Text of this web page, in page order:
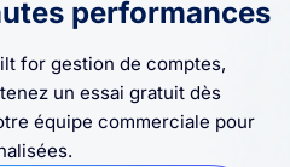
performances
for gestion de comptes,
un essai gratuit dès
équipe commerciale pour